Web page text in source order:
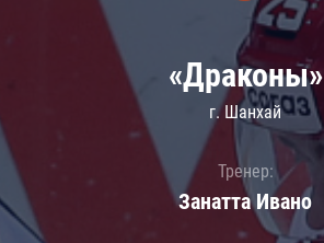
«Драконы»
г. Шанхай
Тренер:
Занатта Иванo